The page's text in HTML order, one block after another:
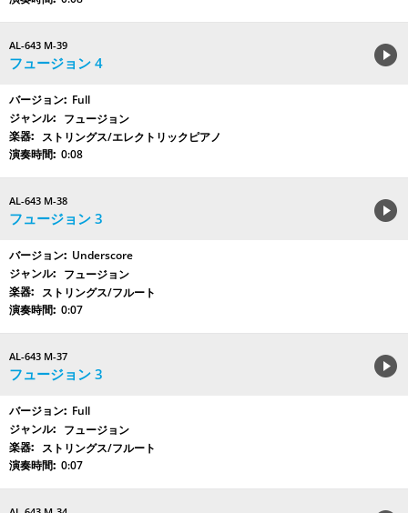
AL-643 M-39
フュージョン 4
Full
フュージョン
ストリングス/エレクトリックピアノ
0:08
AL-643 M-38
フュージョン 3
Underscore
フュージョン
ストリングス/フルート
0:07
AL-643 M-37
フュージョン 3
Full
フュージョン
ストリングス/フルート
0:07